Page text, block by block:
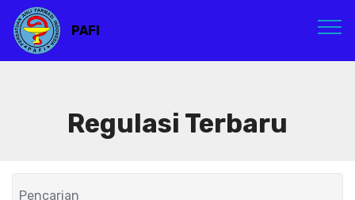
PAFI
Regulasi Terbaru